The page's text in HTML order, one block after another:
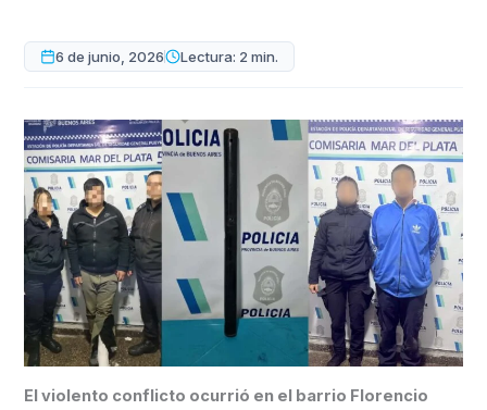
6 de junio, 2026 Lectura: 2 min.
El violento conflicto ocurrió en el barrio Florencio